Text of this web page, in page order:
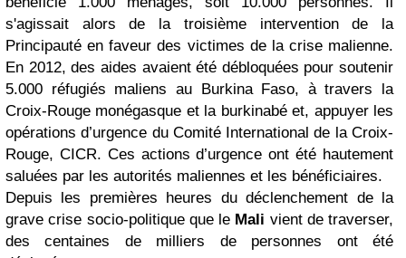
s'agissait alors de la troisième intervention de la
Principauté en faveur des victimes de la crise malienne.
En 2012, des aides avaient été débloquées pour soutenir
5.000 réfugiés maliens au Burkina Faso, à travers la
Croix-Rouge monégasque et la burkinabé et, appuyer les
opérations d’urgence du Comité International de la Croix-
Rouge, CICR. Ces actions d’urgence ont été hautement
saluées par les autorités maliennes et les bénéficiaires.
Depuis les premières heures du déclenchement de la
grave crise socio-politique que le Mali vient de traverser,
des centaines de milliers de personnes ont été